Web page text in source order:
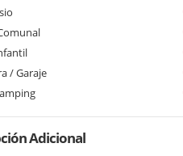
/ Garaje
Adicional